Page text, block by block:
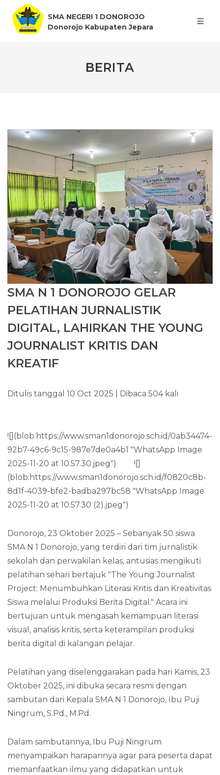
SMA NEGERI 1 DONOROJO
Donorojo Kabupaten Jepara
BERITA
SMA N 1 DONOROJO GELAR
PELATIHAN JURNALISTIK
DIGITAL, LAHIRKAN THE YOUNG
JOURNALIST KRITIS DAN
KREATIF
Ditulis tanggal 10 Oct 2025 | Dibaca 504 kali
![](blob:https://www.sman1donorojo.sch.id/0ab34474-
92b7-49c6-9c15-987e7de0a4b1 "WhatsApp Image
2025-11-20 at 10.57.30.jpeg") ![]
(blob:https://www.sman1donorojo.sch.id/f0820c8b-
8d1f-4039-bfe2-badba297bc58 "WhatsApp Image
2025-11-20 at 10.57.30 (2).jpeg")
Donorojo, 23 Oktober 2025 – Sebanyak 50 siswa
SMA N 1 Donorojo, yang terdiri dari tim jurnalistik
sekolah dan perwakilan kelas, antusias mengikuti
pelatihan sehari bertajuk "The Young Journalist
Project: Menumbuhkan Literasi Kritis dan Kreativitas
Siswa melalui Produksi Berita Digital." Acara ini
bertujuan untuk mengasah kemampuan literasi
visual, analisis kritis, serta keterampilan produksi
berita digital di kalangan pelajar.
Pelatihan yang diselenggarakan pada hari Kamis, 23
Oktober 2025, ini dibuka secara resmi dengan
sambutan dari Kepala SMA N 1 Donorojo, Ibu Puji
Ningrum, S.Pd., M.Pd.
Dalam sambutannya, Ibu Puji Ningrum
menyampaikan harapannya agar para peserta dapat
memanfaatkan ilmu yang didapatkan untuk